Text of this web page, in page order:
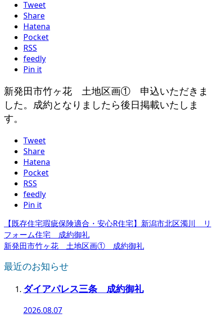
Tweet
Share
Hatena
Pocket
RSS
feedly
Pin it
新発田市竹ヶ花 土地区画① 申込いただきま
した。成約となりましたら後日掲載いたしま
す。
Tweet
Share
Hatena
Pocket
RSS
feedly
Pin it
【既存住宅瑕疵保険適合・安心R住宅】新潟市北区濁川 リ
フォーム住宅 成約御礼
新発田市竹ヶ花 土地区画① 成約御礼
最近のお知らせ
ダイアパレス三条 成約御礼
2026.08.07